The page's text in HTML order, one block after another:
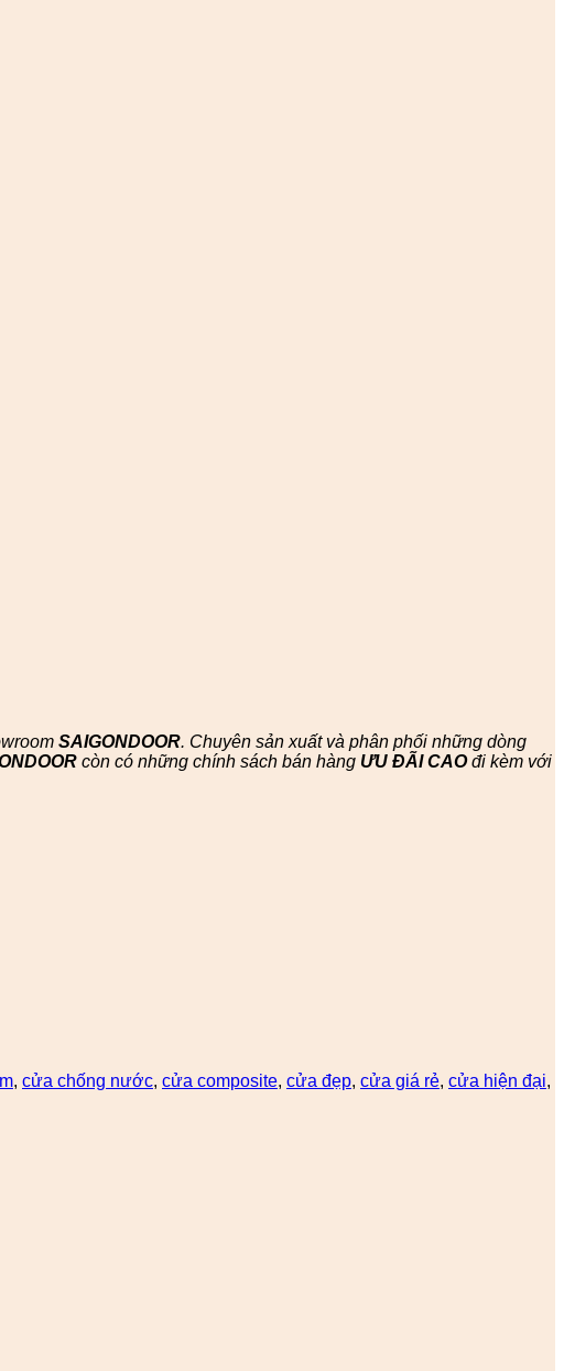
SAIGONDOOR. Chuyên sản xuất và phân phối những dòng
còn có những chính sách bán hàng ƯU ĐÃI CAOđi kèm với
, cửa chống nước, cửa composite, cửa đẹp, cửa giá rẻ, cửa hiện đại,